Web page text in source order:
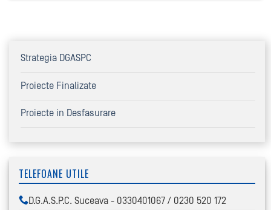
Strategia DGASPC
Proiecte Finalizate
Proiecte in Desfasurare
TELEFOANE UTILE
D.G.A.S.P.C. Suceava - 0330401067 / 0230 520 172